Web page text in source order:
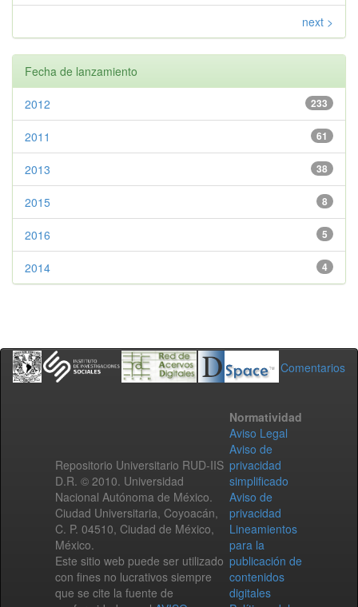
next >
Fecha de lanzamiento
233
2012
61
2011
38
2013
8
2015
5
2016
4
2014
Comentarios
Repositorio Universitario RUD-IIS
D.R. © 2010. Universidad
Nacional Autónoma de México.
Ciudad Universitaria, Coyoacán,
C. P. 04510, Ciudad de México,
México.
Este sitio web puede ser utilizado
con fines no lucrativos siempre
que se cite la fuente de
Normatividad
Aviso Legal
Aviso de
privacidad
simplificado
Aviso de
privacidad
Lineamientos
para la
publicación de
contenidos
digitales